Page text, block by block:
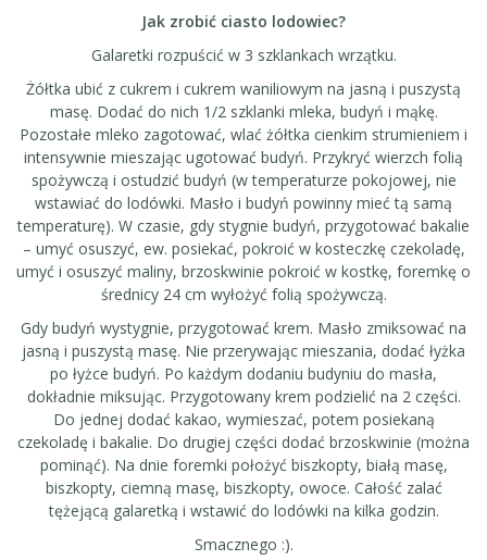
Jak zrobić ciasto lodowiec?
Galaretki rozpuścić w 3 szklankach wrzątku.
Żółtka ubić z cukrem i cukrem waniliowym na jasną i puszystą
masę. Dodać do nich 1/2 szklanki mleka, budyń i mąkę.
Pozostałe mleko zagotować, wlać żółtka cienkim strumieniem i
intensywnie mieszając ugotować budyń. Przykryć wierzch folią
spożywczą i ostudzić budyń (w temperaturze pokojowej, nie
wstawiać do lodówki. Masło i budyń powinny mieć tą samą
temperaturę). W czasie, gdy stygnie budyń, przygotować bakalie
– umyć osuszyć, ew. posiekać, pokroić w kosteczkę czekoladę,
umyć i osuszyć maliny, brzoskwinie pokroić w kostkę, foremkę o
średnicy 24 cm wyłożyć folią spożywczą.
Gdy budyń wystygnie, przygotować krem. Masło zmiksować na
jasną i puszystą masę. Nie przerywając mieszania, dodać łyżka
po łyżce budyń. Po każdym dodaniu budyniu do masła,
dokładnie miksując. Przygotowany krem podzielić na 2 części.
Do jednej dodać kakao, wymieszać, potem posiekaną
czekoladę i bakalie. Do drugiej części dodać brzoskwinie (można
pominąć). Na dnie foremki położyć biszkopty, białą masę,
biszkopty, ciemną masę, biszkopty, owoce. Całość zalać
tężejącą galaretką i wstawić do lodówki na kilka godzin.
Smacznego :).